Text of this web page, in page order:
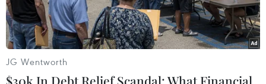
JG Wentworth
$30k In Debt Relief Scandal: What Financial